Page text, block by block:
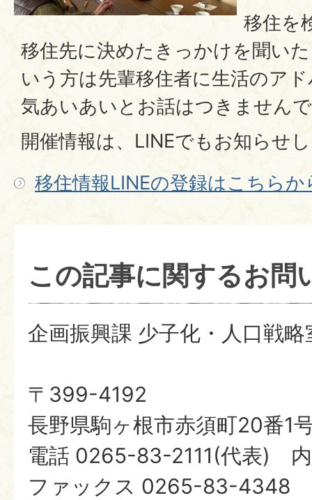
移住を
移住先に決めたきっかけを聞い
いう方は先輩移住者に生活のア
気あいあいとお話はつきません
開催情報は、LINEでもお知らせ
移住情報LINEの登録はこちらか
この記事に関するお問
企画振興課 少子化・人口戦略
〒399-4192
長野県駒ヶ根市赤須町20番1
電話 0265-83-2111(代表)
ファックス 0265-83-4348